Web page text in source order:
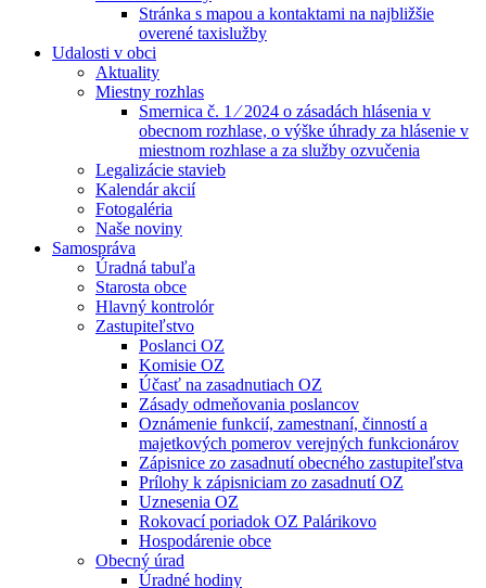
Stránka s mapou a kontaktami na najbližšie
overené taxislužby
Udalosti v obci
Aktuality
Miestny rozhlas
Smernica č. 1 ⁄ 2024 o zásadách hlásenia v
obecnom rozhlase, o výške úhrady za hlásenie v
miestnom rozhlase a za služby ozvučenia
Legalizácie stavieb
Kalendár akcií
Fotogaléria
Naše noviny
Samospráva
Úradná tabuľa
Starosta obce
Hlavný kontrolór
Zastupiteľstvo
Poslanci OZ
Komisie OZ
Účasť na zasadnutiach OZ
Zásady odmeňovania poslancov
Oznámenie funkcií, zamestnaní, činností a
majetkových pomerov verejných funkcionárov
Zápisnice zo zasadnutí obecného zastupiteľstva
Prílohy k zápisniciam zo zasadnutí OZ
Uznesenia OZ
Rokovací poriadok OZ Palárikovo
Hospodárenie obce
Obecný úrad
Úradné hodiny